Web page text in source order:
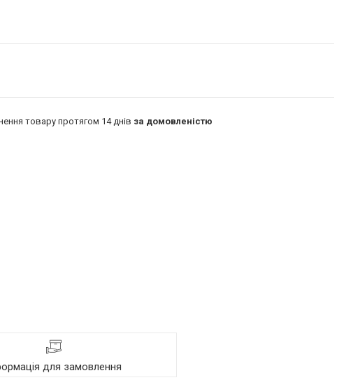
товару протягом 14 днів за домовленістю
для замовлення